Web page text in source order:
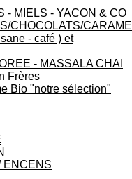
- MIELS - YACON & CO
CHOCOLATS/
- café ) et
- MASSALA CHAI
Frères
Bio "notre sélection"
ENCENS